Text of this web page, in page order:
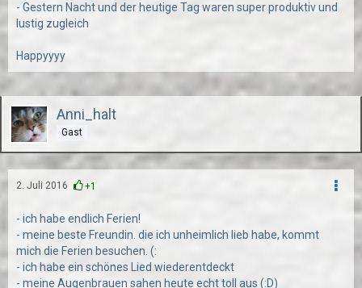
- Gestern Nacht und der heutige Tag waren super produktiv und
lustig zugleich
Happyyyy
Anni_halt
Gast
2. Juli 2016 +1
- ich habe endlich Ferien!
- meine beste Freundin. die ich unheimlich lieb habe, kommt
mich die Ferien besuchen. (:
- ich habe ein schönes Lied wiederentdeckt
- meine Augenbrauen sahen heute echt toll aus (:D)